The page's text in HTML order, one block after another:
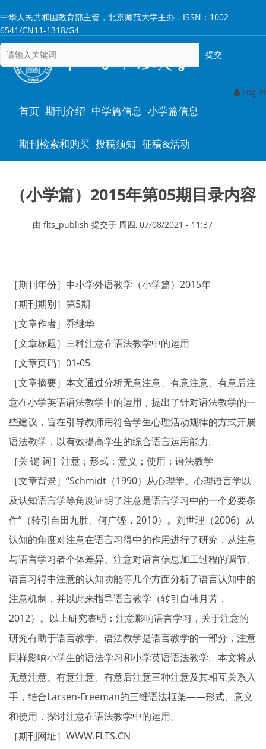
转
到
主
要
中华人民共和国教育部主管，北京师范大学主办，ISSN：1002-
6541/CN11-1318/G4
Log in
Main
navigation
首页 期刊介绍 中学篇信息 小学篇信息
期刊检索和购买 投稿须知 征稿&活动
（小学篇）2015年第05期目录内容
由 flts_publish 提交于 周四, 07/08/2021 - 11:37
［期刊年份］中小学外语教学（小学篇）2015年
［期刊期别］第5期
［文章作者］乔继华
［文章标题］三种注意在语法教学中的运用
［文章页码］01-05
［文章摘要］本文通过分析无意注意、有意注意、有意后注
意在小学英语语法教学中的运用，提出了针对语法教学的一
些建议，旨在引导教师用符合学生心理活动规律的方式开展
语法教学，以有效提高学生的综合语言运用能力。
［关 键 词］注意；形式；意义；使用；语法教学
［文章背景］“Schmidt（1990）从心理学、心理语言学以
及认知语言学等角度证明了注意是语言学习中的一个必要条
件”（转引自田九胜、何广铿，2010）。刘世理（2006）从
认知的角度对注意在语言习得中的作用进行了研究，从注意
与语言学习者个体差异、注意对语言信息加工过程的调节、
语言习得中注意的认知功能等几个方面分析了语言认知中的
注意机制，并以此来指导语言教学（转引自韩月芳，
2012）。以上研究表明：注意影响语言学习，关于注意的
研究有助于语言教学。语法教学是语言教学的一部分，注意
同样影响小学生的语法学习和小学英语语法教学。本文将从
无意注意、有意注意、有意后注意三种注意及其相互关系入
手，结合Larsen-Freeman的三维语法框架——形式、意义
和使用，探讨注意在语法教学中的运用。
［期刊网址］WWW.FLTS.CN